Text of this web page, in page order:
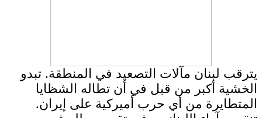
يترقب لبنان مآلات التصعيد في المنطقة. تبدو
الخشية أكبر من قبل في أن تطاله الشظايا
المتطايرة من أي حرب أميركية على إيران.